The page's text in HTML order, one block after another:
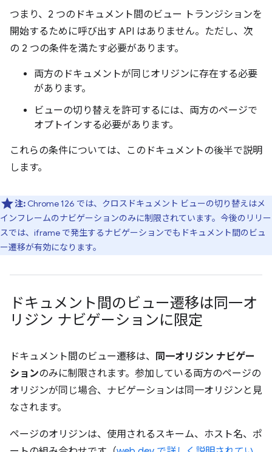
つまり、2 つのドキュメント間のビュー トランジションを
開始するために呼び出す API はありません。ただし、次
の 2 つの条件を満たす必要があります。
両方のドキュメントが同じオリジンに存在する必要
があります。
ビューの切り替えを許可するには、両方のページで
オプトインする必要があります。
これらの条件については、このドキュメントの後半で説明
します。
注: Chrome 126 では、クロスドキュメント ビューの切り替えはメ
インフレームのナビゲーションのみに制限されています。今後のリリー
スでは、iframe で発生するナビゲーションでもドキュメント間のビュ
ー遷移が有効になります。
ドキュメント間のビュー遷移は同一オ
リジン ナビゲーションに限定
ドキュメント間のビュー遷移は、
同一オリジン ナビゲー
ションのみに制限されます。参加している両方のページの
オリジンが同じ場合、ナビゲーションは同一オリジンと見
なされます。
ページのオリジンは、使用されるスキーム、ホスト名、ポ